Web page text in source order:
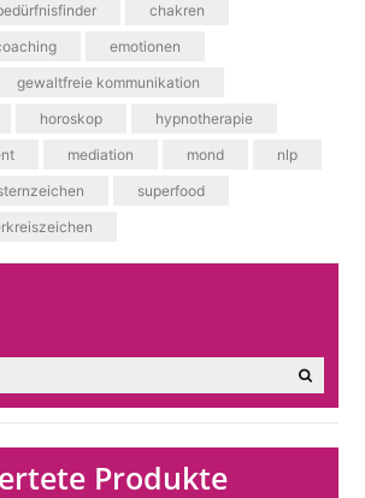
chakren
emotionen
gewaltfreie kommunikation
horoskop
hypnotherapie
mediation mond
nlp
superfood
Produkte